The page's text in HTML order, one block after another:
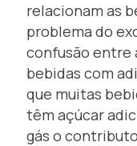
relacionam as
problema do
confusão entre
bebidas com
que muitas
têm açúcar
gás o